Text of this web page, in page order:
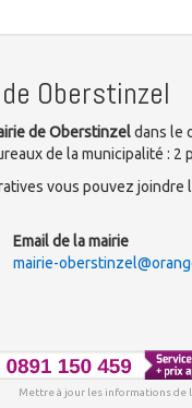
Oberstinzel
de Oberstinzeldans le
de la municipalité :
vous pouvez joindre
Email de la mairie
mairie-
Mettre à jour les informations de